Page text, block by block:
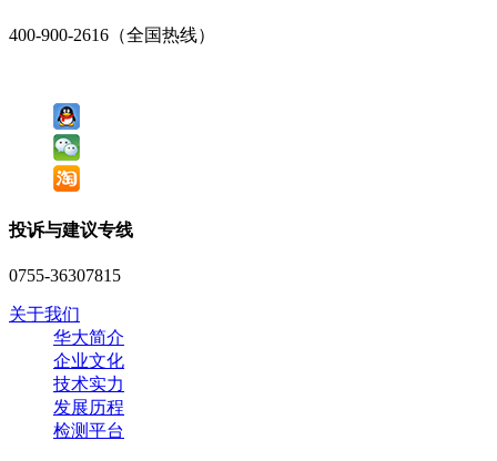
400-900-2616（全国热线）
投诉与建议专线
0755-36307815
关于我们
华大简介
企业文化
技术实力
发展历程
检测平台